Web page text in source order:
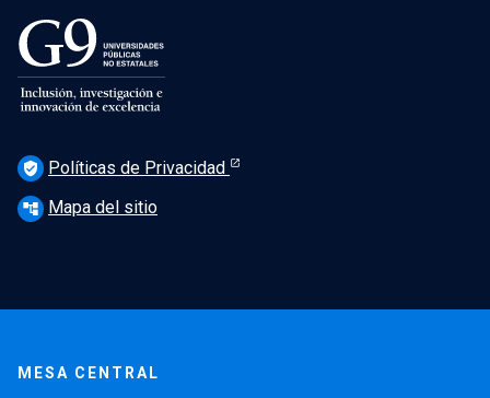
verified_user Políticas de Privacidad
account_tree Mapa del sitio
MESA CENTRAL